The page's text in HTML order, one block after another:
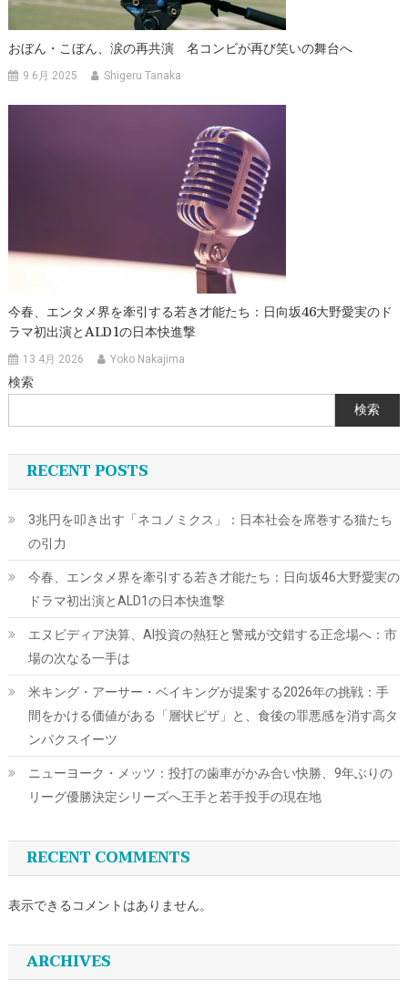
おぼん・こぼん、涙の再共演 名コンビが再び笑いの舞台へ
9 6月 2025 Shigeru Tanaka
今春、エンタメ界を牽引する若き才能たち：日向坂46大野愛実のド
ラマ初出演とALD1の日本快進撃
13 4月 2026 Yoko Nakajima
検索
検索
RECENT POSTS
3兆円を叩き出す「ネコノミクス」：日本社会を席巻する猫たち
の引力
今春、エンタメ界を牽引する若き才能たち：日向坂46大野愛実の
ドラマ初出演とALD1の日本快進撃
エヌビディア決算、AI投資の熱狂と警戒が交錯する正念場へ：市
場の次なる一手は
米キング・アーサー・ベイキングが提案する2026年の挑戦：手
間をかける価値がある「層状ピザ」と、食後の罪悪感を消す高タ
ンパクスイーツ
ニューヨーク・メッツ：投打の歯車がかみ合い快勝、9年ぶりの
リーグ優勝決定シリーズへ王手と若手投手の現在地
RECENT COMMENTS
表示できるコメントはありません。
ARCHIVES